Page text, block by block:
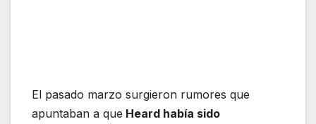
El pasado marzo surgieron rumores que
apuntaban a que Heard había sido